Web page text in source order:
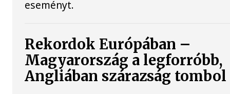
eseményt.
Rekordok Európában –
Magyarország a legforróbb,
Angliában szárazság tombol